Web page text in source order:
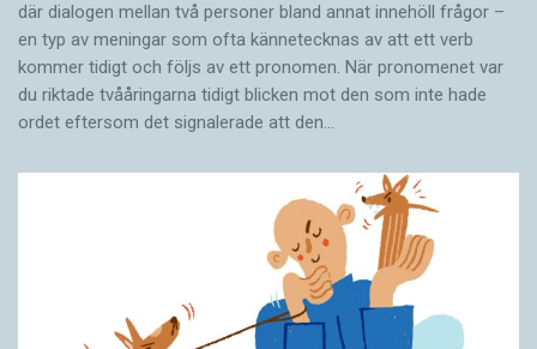
där dialogen mellan två personer bland annat innehöll frågor –
en typ av meningar som ofta kännetecknas av att ett verb
kommer tidigt och följs av ett pronomen. När pronomenet var
du riktade tvååringarna tidigt blicken mot den som inte hade
ordet eftersom det ­signalerade att den…